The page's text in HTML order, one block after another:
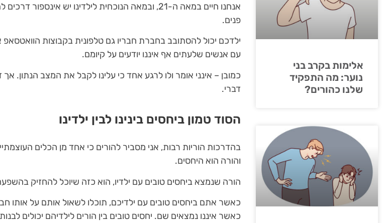
אלימות בקרב בני
נוער: מה התפקיד
שלנו כהורים?
אנחנו חיים במאה ה-21, ובמאה הנוכחית לילדינו יש
פנים.
ילדכם יכול להסתובב בחברת חבריו גם טלפונית בקבוצות
עם אנשים שלעתים אף איננו יודעים על קיומם.
כמובן – אינני אומר ולו לרגע אחד כי עלינו לקבל את המצב הנתון.
דברי.
הסוד טמון ביחסים בינינו לבין ילדינו
בהדרכות הוריות רבות, אני מסביר להורים כי אחד מן הכלים
והורה הוא היחסים.
הורה שנמצא ביחסים טובים עם ילדיו, הוא כזה שיוכל להחזיק
כאשר אתם ביחסים טובים עם ילדיכם, תוכלו לשאול אותם על אותו
כאשר איננו נמצאים שם. יחסים טובים בין הורים לילדיהם יכולים